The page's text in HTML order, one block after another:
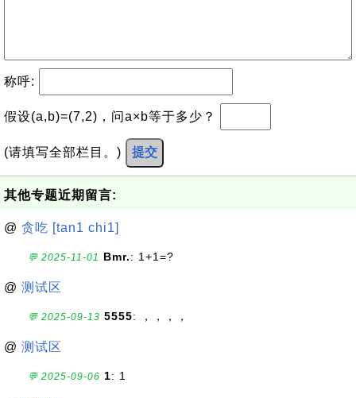
称呼:
假设(a,b)=(7,2)，问a×b等于多少？
(请填写全部栏目。) 提交
其他专题近期留言:
@ 贪吃 [tan1 chi1]
💬 2025-11-01 Bmr.: 1+1=?
@ 测试区
💬 2025-09-13 5555: ，，，，
@ 测试区
💬 2025-09-06 1: 1